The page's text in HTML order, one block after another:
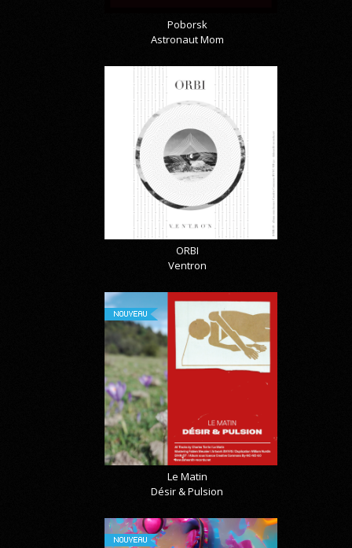
Poborsk
Astronaut Mom
ORBI
Ventron
NOUVEAU
Le Matin
Désir & Pulsion
NOUVEAU